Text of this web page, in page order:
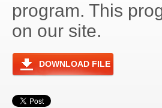
program. This
on our site.
DOWNLOAD FILE